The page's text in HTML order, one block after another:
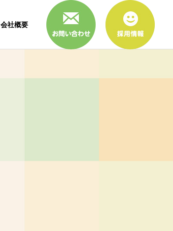
会社概要